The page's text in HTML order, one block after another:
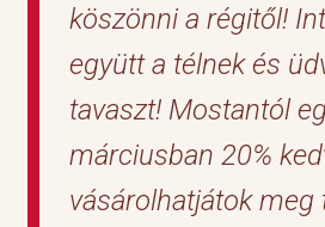
köszönni a régitől!
együtt a télnek és
tavaszt! Mostantól
márciusban 20%
vásárolhatjátok meg